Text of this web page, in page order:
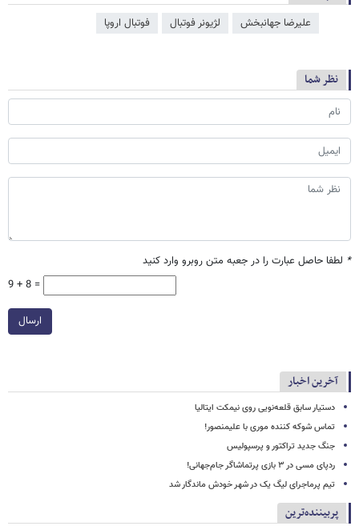
علیرضا جهانبخش لژیونر فوتبال فوتبال اروپا
نظر شما
* لطفا حاصل عبارت را در جعبه متن روبرو وارد کنید
9 + 8 =
ارسال
آخرین اخبار
دستیار سابق قلعه‌نویی روی نیمکت ایتالیا
تماس شوکه کننده موری با علیمنصور!
جنگ جدید تراکتور و پرسپولیس
ردپای مسی در ۳ بازی پرتماشاگر جام‌جهانی!
تیم پرماجرای لیگ یک در شهر خودش ماندگار شد
پربیننده‌ترین